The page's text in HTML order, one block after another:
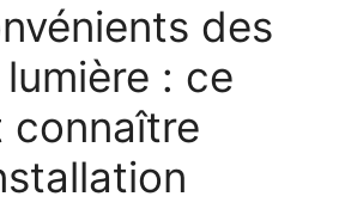
des
: ce
connaître